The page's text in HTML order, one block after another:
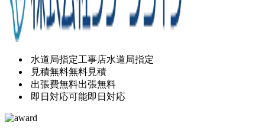
水道局指定工事店水道局指定
見積無料無料見積
出張費無料出張無料
即日対応可能即日対応